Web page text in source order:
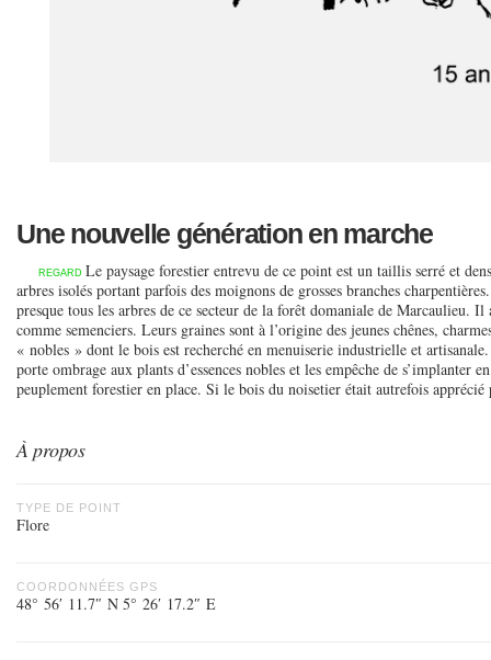
Une nouvelle génération en marche
REGARD Le paysage forestier entrevu de ce point est un taillis serré et
arbres isolés portant parfois des moignons de grosses branches
presque tous les arbres de ce secteur de la forêt domaniale de Marcaulieu.
comme semenciers. Leurs graines sont à l’origine des jeunes chênes,
« nobles » dont le bois est recherché en menuiserie industrielle et
porte ombrage aux plants d’essences nobles et les empêche de
peuplement forestier en place. Si le bois du noisetier était autrefois
À propos
TYPE DE POINT
Flore
COORDONNÉES GPS
48° 56′ 11.7″ N 5° 26′ 17.2″ E